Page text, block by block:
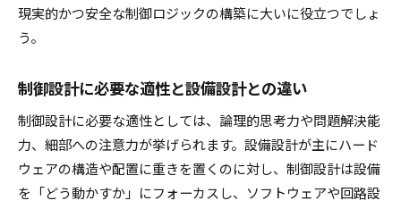
現実的かつ安全な制御ロジックの構築に大いに役立つでしょ
う。
制御設計に必要な適性と設備設計との違い
制御設計に必要な適性としては、論理的思考力や問題解決能
力、細部への注意力が挙げられます。設備設計が主にハード
ウェアの構造や配置に重きを置くのに対し、制御設計は設備
を「どう動かすか」にフォーカスし、ソフトウェアや回路設